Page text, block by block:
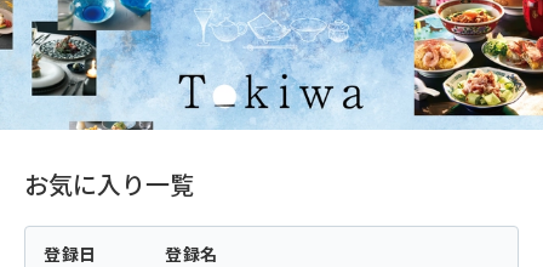
お気に入り一覧
登録日 登録名